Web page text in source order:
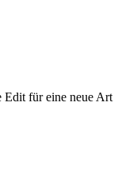
für eine neue